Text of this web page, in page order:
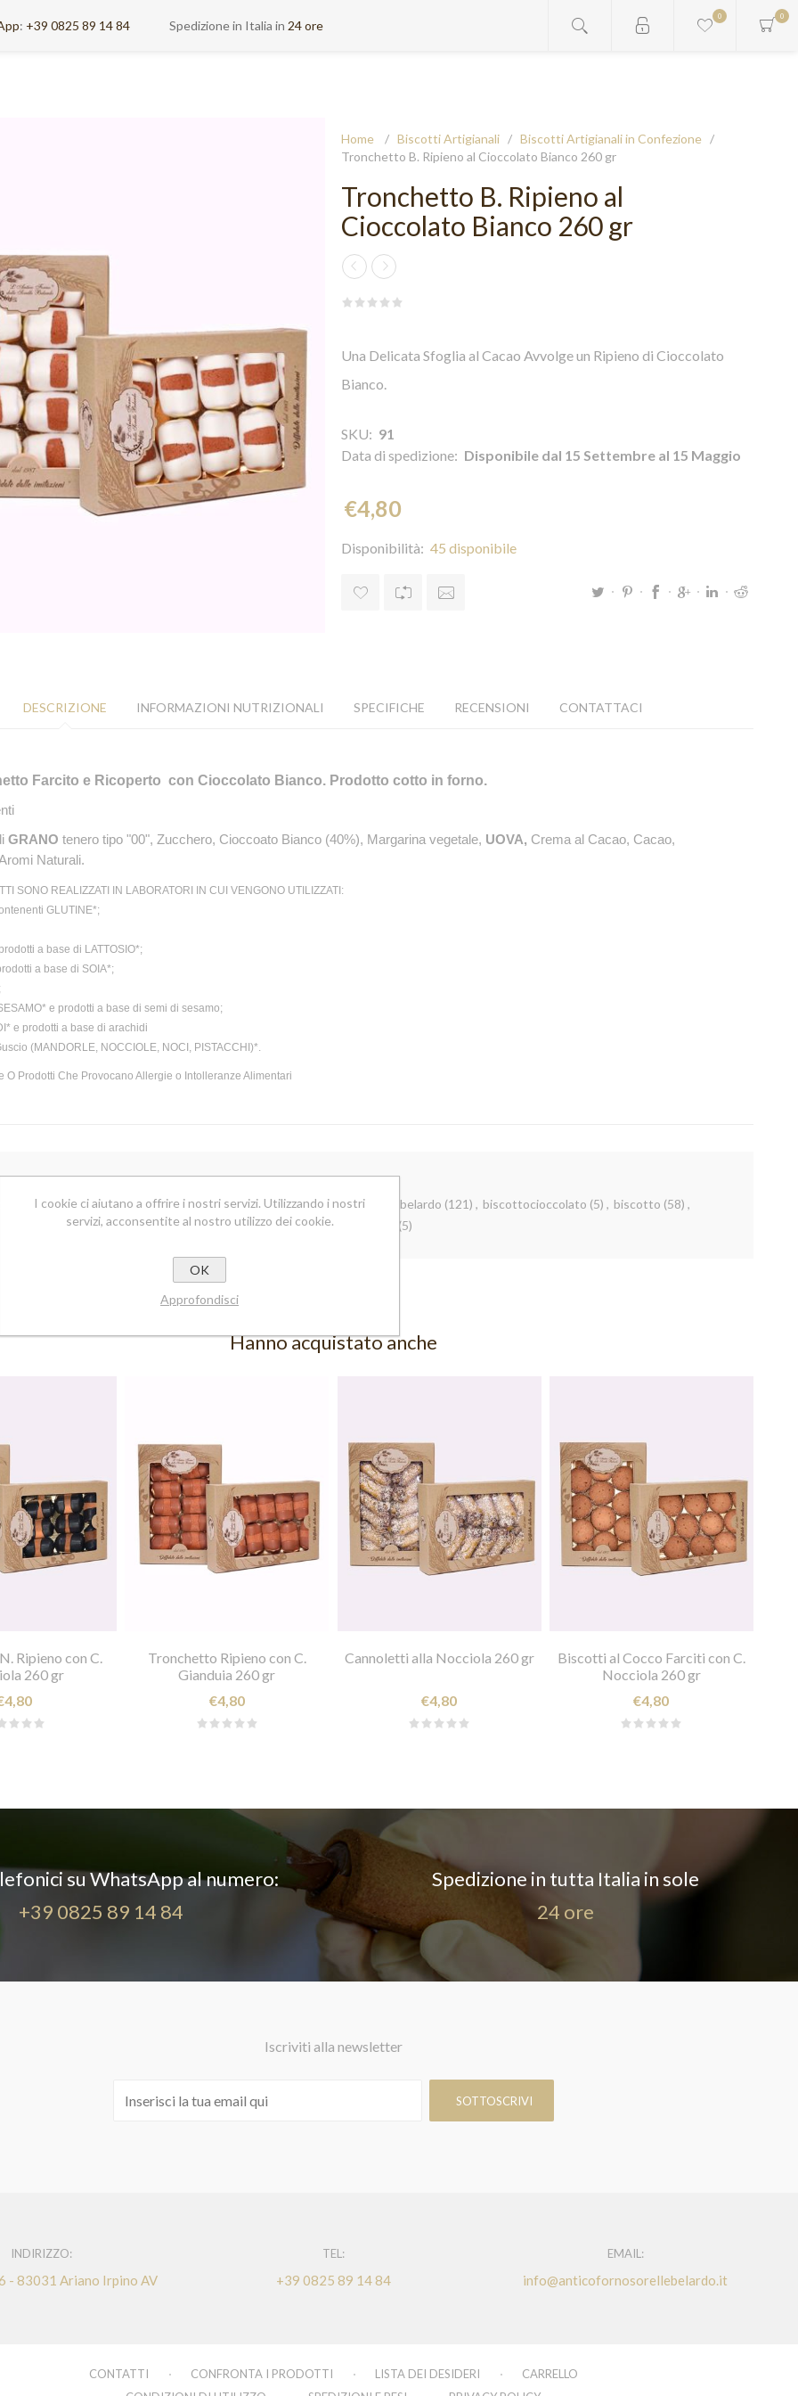
0 0
: +39 0825 89 14 84 Spedizione in Italia in 24 ore
Home / Biscotti Artigianali / Biscotti Artigianali in Confezione /
Tronchetto B. Ripieno al Cioccolato Bianco 260 gr
Tronchetto B. Ripieno al
Cioccolato Bianco 260 gr
Una Delicata Sfoglia al Cacao Avvolge un Ripieno di Cioccolato
Bianco.
SKU: 91
Data di spedizione: Disponibile dal 15 Settembre al 15 Maggio
€4,80
Disponibilità: 45 disponibile
DESCRIZIONE INFORMAZIONI NUTRIZIONALI SPECIFICHE RECENSIONI CONTATTACI
Farcito e Ricoperto con Cioccolato Bianco. Prodotto cotto in forno.
GRANO tenero tipo "00", Zucchero, Cioccoato Bianco (40%), Margarina vegetale, UOVA, Crema al Cacao, Cacao,
Aromi Naturali.
SONO REALIZZATI IN LABORATORI IN CUI VENGONO UTILIZZATI:
GLUTINE*;
a base di LATTOSIO*;
a base di SOIA*;
e prodotti a base di semi di sesamo;
e prodotti a base di arachidi
(MANDORLE, NOCCIOLE, NOCI, PISTACCHI)*.
O Prodotti Che Provocano Allergie o Intolleranze Alimentari
TAG DEL PRODOTTO
(77) , anticofornosorellebelardo(120), biscottificiosorellebelardo (121) , biscottocioccolato (5) , biscotto (58) ,
biscottocioccolatobianco
(5)
Hanno acquistato anche
Ripieno con C.
260 gr
Tronchetto Ripieno con C.
Gianduia 260 gr
€4,80
Cannoletti alla Nocciola 260 gr
€4,80
Biscotti al Cocco Farciti con C.
Nocciola 260 gr
€4,80
su WhatsApp al numero:
+39 0825 89 14 84
Spedizione in tutta Italia in sole
24 ore
Iscriviti alla newsletter
INDIRIZZO:
- 83031 Ariano Irpino AV
TEL:
+39 0825 89 14 84
EMAIL:
info@anticofornosorellebelardo.it
CONTATTI CONFRONTA I PRODOTTI LISTA DEI DESIDERI
CARRELLO
I cookie ci aiutano a offrire i nostri servizi. Utilizzando i nostri
servizi, acconsentite al nostro utilizzo dei cookie.
OK
Approfondisci